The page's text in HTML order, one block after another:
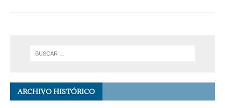
ARCHIVO HISTÓRICO